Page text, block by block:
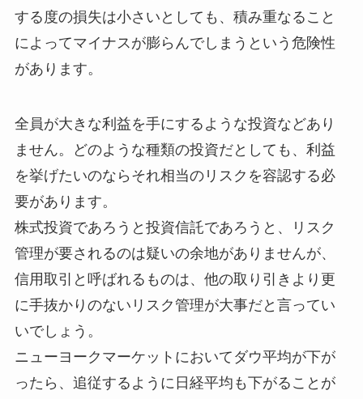
する度の損失は小さいとしても、積み重なること
によってマイナスが膨らんでしまうという危険性
があります。
全員が大きな利益を手にするような投資などあり
ません。どのような種類の投資だとしても、利益
を挙げたいのならそれ相当のリスクを容認する必
要があります。
株式投資であろうと投資信託であろうと、リスク
管理が要されるのは疑いの余地がありませんが、
信用取引と呼ばれるものは、他の取り引きより更
に手抜かりのないリスク管理が大事だと言ってい
いでしょう。
ニューヨークマーケットにおいてダウ平均が下が
ったら、追従するように日経平均も下がることが